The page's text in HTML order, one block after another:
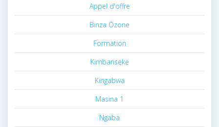
Appel d'offre
Binza Ozone
Formation
Kimbanseke
Kingabwa
Masina 1
Ngaba